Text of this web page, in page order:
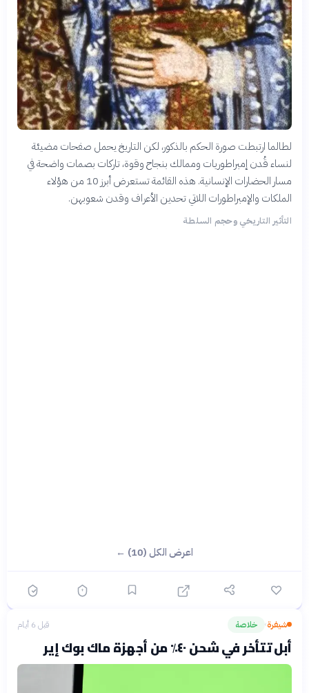
لطالما ارتبطت صورة الحكم بالذكور، لكن التاريخ يحمل صفحات مضيئة
لنساء قُدن إمبراطوريات وممالك بنجاح وقوة، تاركات بصمات واضحة في
مسار الحضارات الإنسانية. هذه القائمة تستعرض أبرز 10 من هؤلاء
الملكات والإمبراطورات اللاتي تحدين الأعراف وقدن شعوبهن.
التأثير التاريخي وحجم السلطة
اعرض الكل (10) ←
شيفرة› خلاصة قبل 6 أيام
أبل تتأخر في شحن ٤٠٪ من أجهزة ماك بوك إير